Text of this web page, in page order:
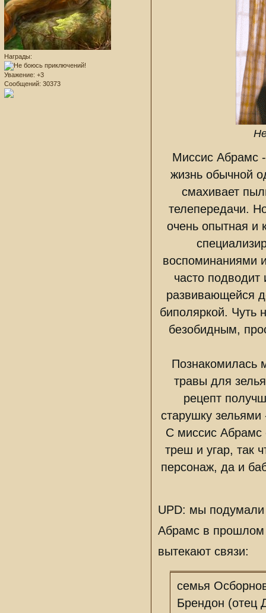
Награды:
Уважение: +3
Сообщений: 30373
Миссис Абрамс
жизнь обычной
смахивает
телепередачи.
очень опытная и
воспоминаниями
часто
развивающейся
биполяркой. Чуть
безобидным,
Познакомилась
травы для
рецепт
старушку
С миссис Абрамс
треш и угар, так
персонаж, да и
UPD: мы
Абрамс в прошлом
вытекают связи:
семья
Брендон